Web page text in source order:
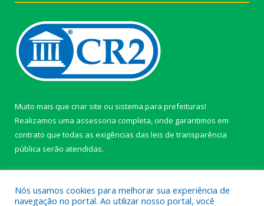
Muito mais que criar site ou sistema para prefeituras!
Realizamos uma assessoria completa, onde garantimos em
contrato que todas as exigências das leis de transparência
pública serão atendidas.
Nós usamos cookies para melhorar sua experiência de
navegação no portal. Ao utilizar nosso portal, você